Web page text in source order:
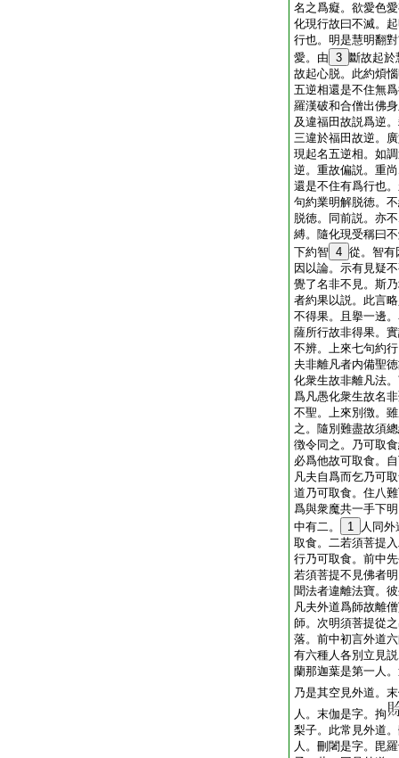
名之爲癡。欲愛色
化現行故曰不滅。
行也。明是慧明翻
愛。由 3 斷故起
故起心脱。此約煩
五逆相還是不住無
羅漢破和合僧出佛
及違福田故説爲逆
三違於福田故逆。
現起名五逆相。如
逆。重故偏説。重
還是不住有爲行也
句約業明解脱徳。
脱徳。同前説。亦
縛。隨化現受稱曰
下約智 4 從。智有
因以論。示有見疑
覺了名非不見。斯
者約果以説。此言
不得果。且擧一邊
薩所行故非得果。
不辨。上來七句約
夫非離凡者内備聖
化衆生故非離凡法
爲凡愚化衆生故名
不聖。上來別徴。
之。隨別難盡故須
徴令同之。乃可取
必爲他故可取食。
凡夫自爲而乞乃可
道乃可取食。住八
爲與衆魔共一手下
中有二。
1
人同
取食。二若須菩提
行乃可取食。前中
若須菩提不見佛者
聞法者違離法寶。
凡夫外道爲師故離
師。次明須菩提從
落。前中初言外道
有六種人各別立見
蘭那迦葉是第一人
乃是其空見外道。
人。末伽是字。拘
梨子。此常見外道
人。刪闍是字。毘